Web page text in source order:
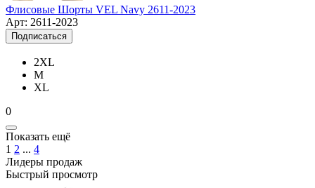
Флисовые Шорты VEL Navy 2611-2023
Арт: 2611-2023
Подписаться
2XL
M
XL
0
Показать ещё
1 2 ... 4
Лидеры продаж
Быстрый просмотр